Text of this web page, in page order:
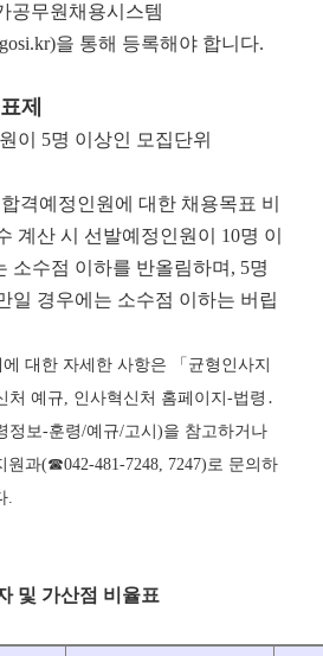
공무원채용시스템
을 통해 등록해야 합니다.
제
이 5명 이상인 모집단위
격예정인원에 대한 채용목표 비
계산 시 선발예정인원이 10명 이
소수점 이하를 반올림하며, 5명
일 경우에는 소수점 이하는 버립
대한 자세한 사항은 「 균형인사지
처 예규, 인사혁신처 홈페이지-법령 ․
정보-훈령/예규/고시)을 참고하거나
원과(☎042-481-7248, 7247)로 문의하
.
및 가산점 비율표